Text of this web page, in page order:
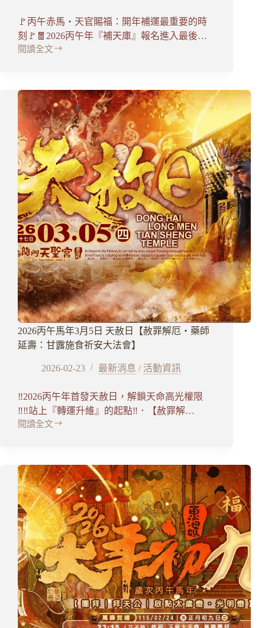
🚩丙午赤馬・天官賜福：開年補運最重要的時
刻🚩🧧2026丙午年『補天庫』報名進入最後…
閱讀全文
2026
年・
元
官
賜
福
暨
補
天
庫
科
儀
2026丙午馬年3月5日 天赦日【赦罪解厄・藥師
延壽：甘露施食祈安大法會】
2026-02-23 最新消息 / 活動資訊
‼️2026丙午年首發天赦日，解鎖天命高光權限
‼️‼️站上『轉運升維』的起點‼️．【赦罪解…
閱讀全文
2026
馬
年
3
月
5
日
天
赦
日
【赦
罪
解
厄・
藥